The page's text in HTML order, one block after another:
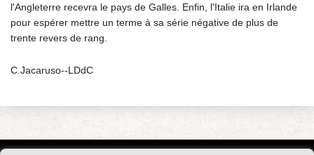
l'Angleterre recevra le pays de Galles. Enfin, l'Italie ira en Irlande
pour espérer mettre un terme à sa série négative de plus de
trente revers de rang.
C.Jacaruso--LDdC